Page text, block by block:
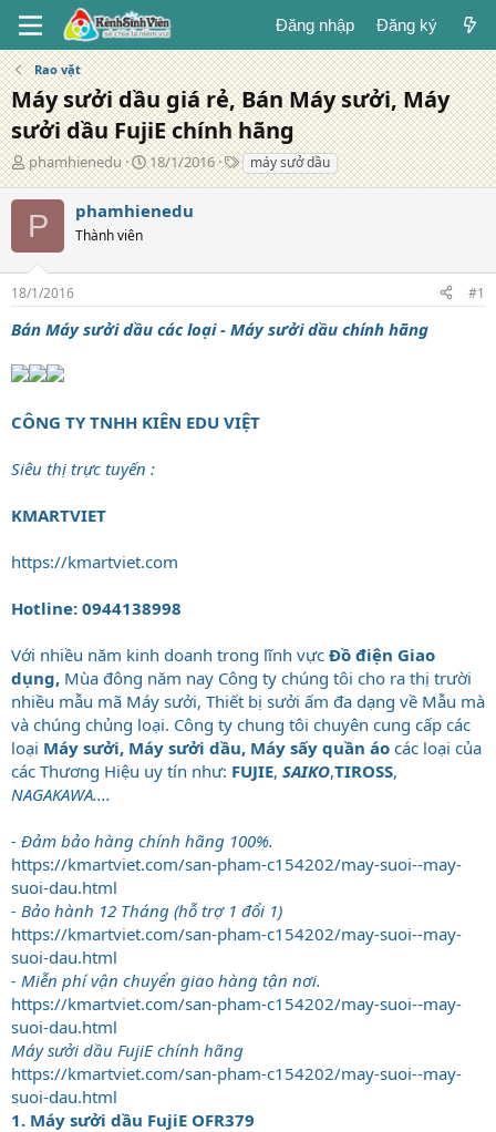
Đăng nhập Đăng ký
Rao vặt
Máy sưởi dầu giá rẻ, Bán Máy sưởi, Máy
sưởi dầu FujiE chính hãng
T
á
c
g
i
phamhienedu
N
g
y
n
18/1/2016
T
ừ
máy sưở dầu
P phamhienedu
Thành viên
18/1/2016 #1
Bán Máy sưởi dầu các loại - Máy sưởi dầu chính hãng
CÔNG TY TNHH KIÊN EDU VIỆT
Siêu thị trực tuyến :
KMARTVIET
https://kmartviet.com
Hotline: 0944138998
Với nhiều năm kinh doanh trong lĩnh vực Đồ điện Giao
dụng, Mùa đông năm nay Công ty chúng tôi cho ra thị trười
nhiều mẫu mã Máy sưởi, Thiết bị sưởi ấm đa dạng về Mẫu mà
và chúng chủng loại. Công ty chung tôi chuyên cung cấp các
loại Máy sưởi, Máy sưởi dầu, Máy sấy quần áo các loại của
các Thương Hiệu uy tín như: FUJIE, SAIKO,TIROSS,
NAGAKAWA....
- Đảm bảo hàng chính hãng 100%.
https://kmartviet.com/san-pham-c154202/may-suoi--may-
suoi-dau.html
- Bảo hành 12 Tháng (hỗ trợ 1 đổi 1)
https://kmartviet.com/san-pham-c154202/may-suoi--may-
suoi-dau.html
- Miễn phí vận chuyển giao hàng tận nơi.
https://kmartviet.com/san-pham-c154202/may-suoi--may-
suoi-dau.html
Máy sưởi dầu FujiE chính hãng
https://kmartviet.com/san-pham-c154202/may-suoi--may-
suoi-dau.html
1. Máy sưởi dầu FujiE OFR379